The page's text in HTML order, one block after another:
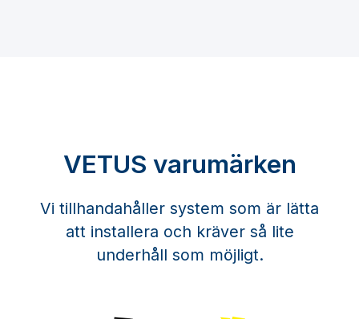
VETUS varumärken
Vi tillhandahåller system som är lätta
att installera och kräver så lite
underhåll som möjligt.